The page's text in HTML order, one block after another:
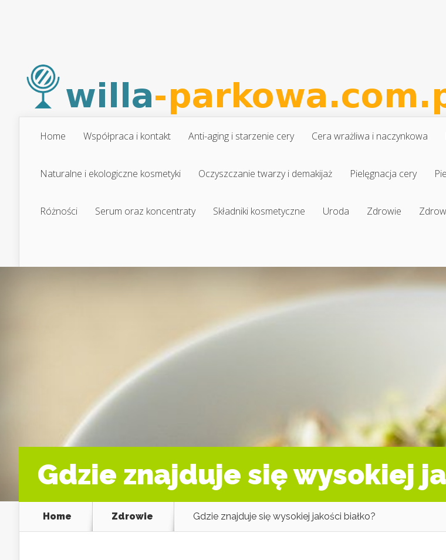
Home Współpraca i kontakt Anti-aging i starzenie cery Cera wrażliwa i naczynkowa
Naturalne i ekologiczne kosmetyki Oczyszczanie twarzy i demakijaż Pielęgnacja cery
Różności Serum oraz koncentraty Składniki kosmetyczne Uroda Zdrowie
Gdzie znajduje się wysokiej
Home Zdrowie Gdzie znajduje się wysokiej jakości białko?